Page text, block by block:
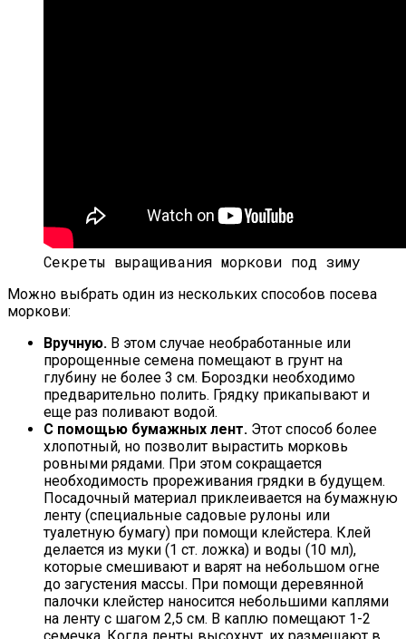
Секреты выращивания моркови под зиму
Можно выбрать один из нескольких способов посева
моркови:
Вручную. В этом случае необработанные или
пророщенные семена помещают в грунт на
глубину не более 3 см. Бороздки необходимо
предварительно полить. Грядку прикапывают и
еще раз поливают водой.
С помощью бумажных лент. Этот способ более
хлопотный, но позволит вырастить морковь
ровными рядами. При этом сокращается
необходимость прореживания грядки в будущем.
Посадочный материал приклеивается на бумажную
ленту (специальные садовые рулоны или
туалетную бумагу) при помощи клейстера. Клей
делается из муки (1 ст. ложка) и воды (10 мл),
которые смешивают и варят на небольшом огне
до загустения массы. При помощи деревянной
палочки клейстер наносится небольшими каплями
на ленту с шагом 2,5 см. В каплю помещают 1-2